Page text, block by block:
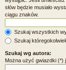
słów będzie musiało
ciągu znaków.
Szukaj wszystkich
Szukaj
Szukaj wg autora:
Można użyć gwiazdki (*)